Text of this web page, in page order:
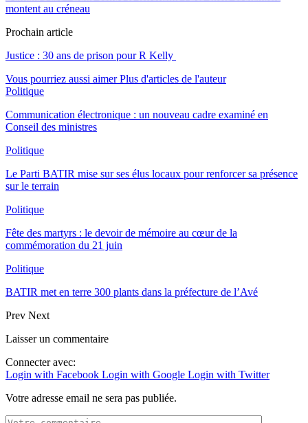
montent au créneau
Prochain article
Justice : 30 ans de prison pour R Kelly
Vous pourriez aussi aimer Plus d'articles de l'auteur
Politique
Communication électronique : un nouveau cadre examiné en
Conseil des ministres
Politique
Le Parti BATIR mise sur ses élus locaux pour renforcer sa présence
sur le terrain
Politique
Fête des martyrs : le devoir de mémoire au cœur de la
commémoration du 21 juin
Politique
BATIR met en terre 300 plants dans la préfecture de l’Avé
Prev Next
Laisser un commentaire
Connecter avec:
Login with Facebook Login with Google Login with Twitter
Votre adresse email ne sera pas publiée.